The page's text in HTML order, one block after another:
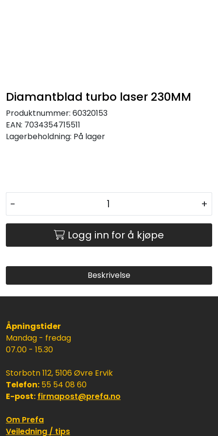
Diamantblad turbo laser 230MM
Produktnummer: 60320153
EAN: 7034354715511
Lagerbeholdning: På lager
- +
Logg inn for å kjøpe
Beskrivelse
Åpningstider
Mandag - fredag
07.00 - 15.30
Storbotn 112, 5106 Øvre Ervik
Telefon: 55 54 08 60
E-post: firmapost@prefa.no
Om Prefa
Veiledning / tips